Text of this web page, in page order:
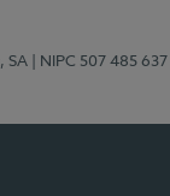
SA | NIPC 507 485 637